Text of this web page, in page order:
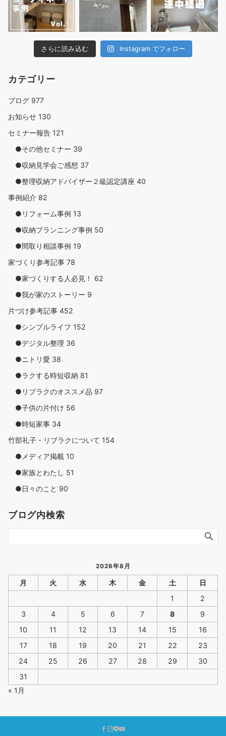
さらに読み込む Instagram でフォロー
カテゴリー
ブログ 977
お知らせ 130
セミナー報告 121
●その他セミナー 39
●収納見学会ご感想 37
●整理収納アドバイザー２級認定講座 40
事例紹介 82
●リフォーム事例 13
●収納プランニング事例 50
●間取り相談事例 19
家づくり参考記事 78
●家づくりする人必見！ 62
●我が家のストーリー 9
片づけ参考記事 452
●シンプルライフ 152
●デジタル整理 36
●ニトリ愛 38
●ラクする時短収納 81
●リブラクのオススメ品 97
●子供の片付け 56
●時短家事 34
竹部礼子・リブラクについて 154
●メディア掲載 10
●家族とわたし 51
●日々のこと 90
ブログ内検索
2026年8月
月 火 水 木 金 土
日
1
2
3
4 5 6 7 8
9
10
11 12 13 14 15
16
17
18 19 20 21 22
23
24
25 26 27 28 29
30
31
« 1月